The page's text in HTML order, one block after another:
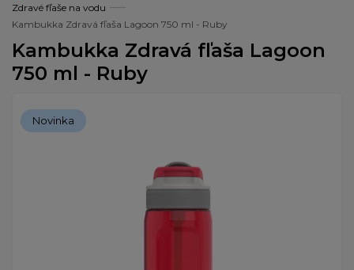
Zdravé fľaše na vodu
Kambukka Zdravá fľaša Lagoon 750 ml - Ruby
Kambukka Zdravá fľaša Lagoon
750 ml - Ruby
Novinka